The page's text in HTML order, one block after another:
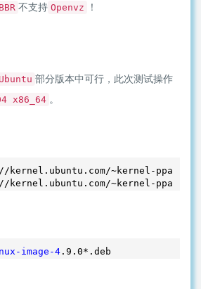
不支持 Openvz ！
Ubuntu 部分版本中可行，此次测试操作
x86_64 。
~kernel-ppa/
~kernel-ppa/
image-4 .9 .0* .deb